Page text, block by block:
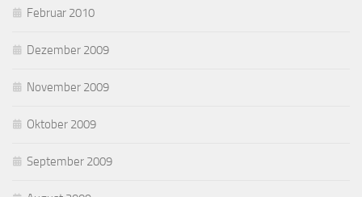
Februar 2010
Dezember 2009
November 2009
Oktober 2009
September 2009